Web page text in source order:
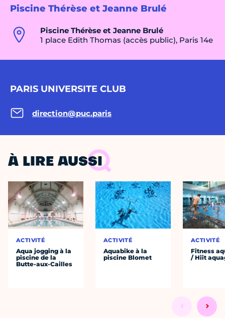
Piscine Thérèse et Jeanne Brulé
Piscine Thérèse et Jeanne Brulé
1 place Edith Thomas (accès public), Paris 14e
PARIS UNIVERSITE CLUB
direction@puc.paris
À LIRE AUSSI
ACTIVITÉ
Aqua jogging à la
piscine de la
Butte-aux-Cailles
ACTIVITÉ
Aquabike à la
piscine Blomet
ACTIVITÉ
Fitness
/ Hiit